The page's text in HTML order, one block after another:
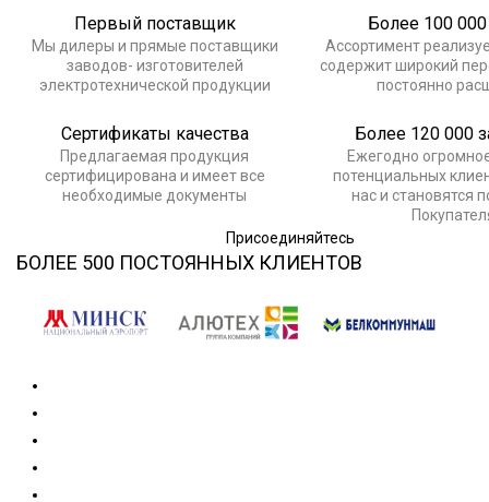
Первый поставщик
Мы дилеры и прямые поставщики
заводов- изготовителей
электротехнической продукции
Более 100
Ассортимент
содержит широкий
постоянно
Сертификаты качества
Предлагаемая продукция
сертифицирована и имеет все
необходимые документы
Более 120 000
Ежегодно
потенциальных
нас и становятся
Присоединяйтесь
БОЛЕЕ 500 ПОСТОЯННЫХ КЛИЕНТОВ